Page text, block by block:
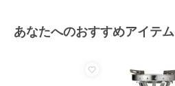
あなたへのおすすめアイテム